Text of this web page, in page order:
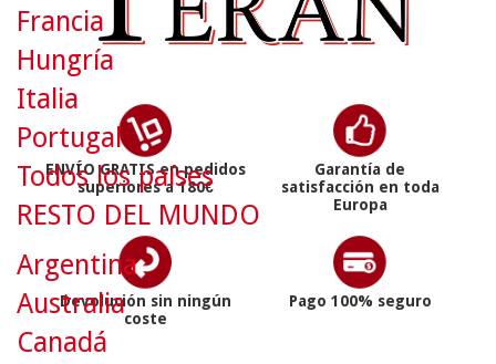
ENVÍO GRATIS en pedidos
superiores a 180€
Garantía de
satisfacción en toda
Europa
Devolución sin ningún
coste
Pago 100% seguro
Francia
Hungría
Italia
Portugal
Todos los países
RESTO DEL MUNDO
Argentina
Australia
Canadá